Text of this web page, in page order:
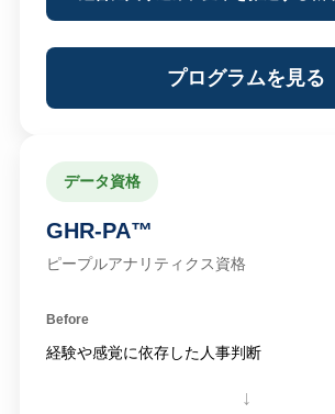
プログラムを見る
データ資格
GHR-PA™
ピープルアナリティクス資格
Before
経験や感覚に依存した人事判断
↓